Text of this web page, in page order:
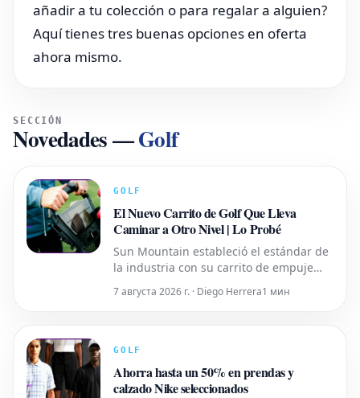
añadir a tu colección o para regalar a alguien?
Aquí tienes tres buenas opciones en oferta
ahora mismo.
SECCIÓN
Novedades—Golf
GOLF
El Nuevo Carrito de Golf Que Lleva
Caminar a Otro Nivel | Lo Probé
Sun Mountain estableció el estándar de
la industria con su carrito de empuje
plegable original. Ahora, el modelo
Speed Cart X está cambiando el juego
7 августа 2026 г. · Diego Herrera1 мин
GOLF
Ahorra hasta un 50% en prendas y
calzado Nike seleccionados